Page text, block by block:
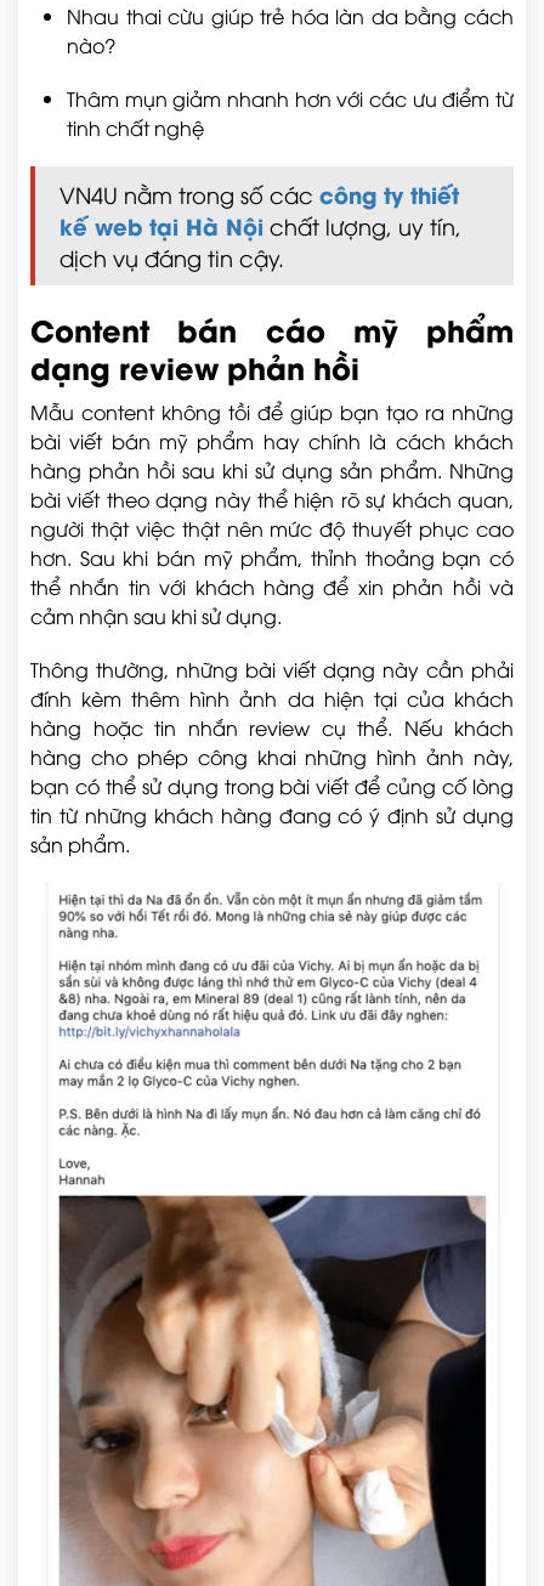
Nhau thai cừu giúp trẻ hóa làn da bằng cách
nào?
Thâm mụn giảm nhanh hơn với các ưu điểm từ
tinh chất nghệ
VN4U nằm trong số các công ty thiết
kế web tại Hà Nội chất lượng, uy tín,
dịch vụ đáng tin cậy.
Content bán cáo mỹ phẩm
dạng review phản hồi
Mẫu content không tồi để giúp bạn tạo ra những
bài viết bán mỹ phẩm hay chính là cách khách
hàng phản hồi sau khi sử dụng sản phẩm. Những
bài viết theo dạng này thể hiện rõ sự khách quan,
người thật việc thật nên mức độ thuyết phục cao
hơn. Sau khi bán mỹ phẩm, thỉnh thoảng bạn có
thể nhắn tin với khách hàng để xin phản hồi và
cảm nhận sau khi sử dụng.
Thông thường, những bài viết dạng này cần phải
đính kèm thêm hình ảnh da hiện tại của khách
hàng hoặc tin nhắn review cụ thể. Nếu khách
hàng cho phép công khai những hình ảnh này,
bạn có thể sử dụng trong bài viết để củng cố lòng
tin từ những khách hàng đang có ý định sử dụng
sản phẩm.